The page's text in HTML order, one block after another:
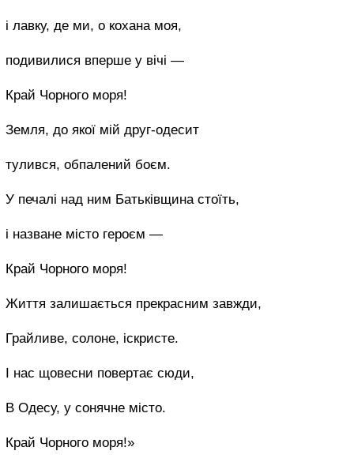
і лавку, де ми, о кохана моя,
подивилися вперше у вічі —
Край Чорного моря!
Земля, до якої мій друг-одесит
тулився, обпалений боєм.
У печалі над ним Батьківщина стоїть,
і назване місто героєм —
Край Чорного моря!
Життя залишається прекрасним завжди,
Грайливе, солоне, іскристе.
І нас щовесни повертає сюди,
В Одесу, у сонячне місто.
Край Чорного моря!»